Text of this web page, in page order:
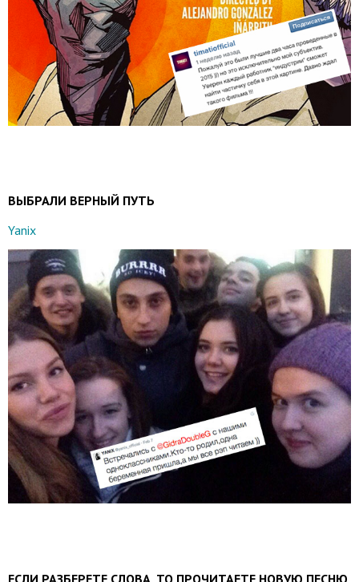
ВЫБРАЛИ ВЕРНЫЙ ПУТЬ
Yanix
ЕСЛИ РАЗБЕРЕТЕ СЛОВА, ТО ПРОЧИТАЕТЕ НОВУЮ ПЕСНЮ